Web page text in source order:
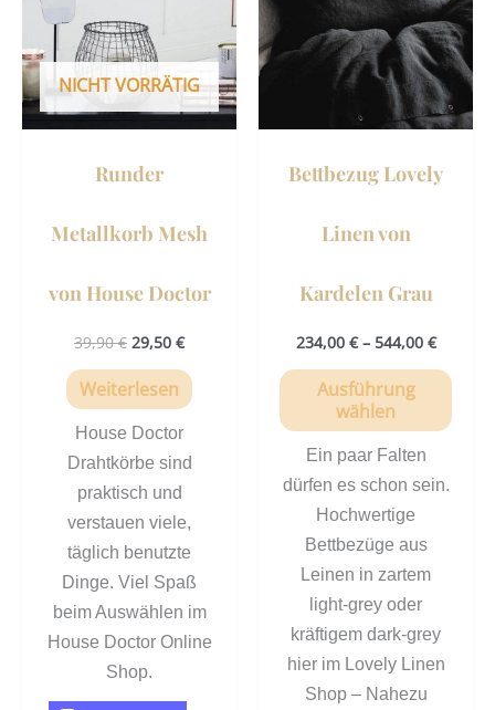
NICHT VORRÄTIG
Runder
Metallkorb Mesh
von House Doctor
39,90€ 29,50 €
Weiterlesen
House Doctor
Drahtkörbe sind
praktisch und
verstauen viele,
täglich benutzte
Dinge. Viel Spaß
beim Auswählen im
House Doctor Online
Shop.
Bettbezug Lovely
Linen von
Kardelen Grau
234,00 €– 544,00 €
Ausführung
wählen
auf.
Die
Ein paar Falten
dürfen es schon sein.
Hochwertige
Bettbezüge aus
Leinen in zartem
light-grey oder
kräftigem dark-grey
hier im Lovely Linen
Shop – Nahezu